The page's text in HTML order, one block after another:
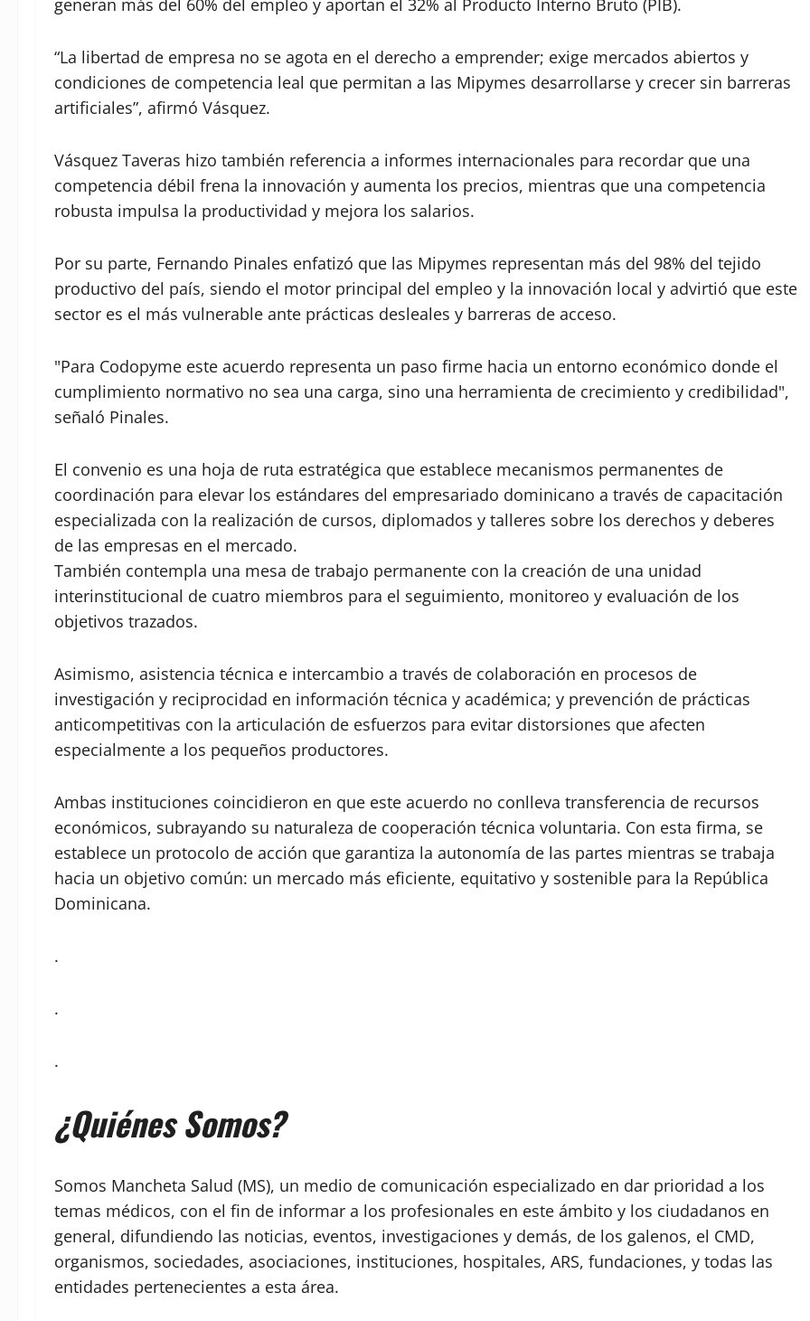
“La libertad de empresa no se agota en el derecho a emprender; exige mercados abiertos y
condiciones de competencia leal que permitan a las Mipymes desarrollarse y crecer sin barreras
artificiales”, afirmó Vásquez.
Vásquez Taveras hizo también referencia a informes internacionales para recordar que una
competencia débil frena la innovación y aumenta los precios, mientras que una competencia
robusta impulsa la productividad y mejora los salarios.
Por su parte, Fernando Pinales enfatizó que las Mipymes representan más del 98% del tejido
productivo del país, siendo el motor principal del empleo y la innovación local y advirtió que este
sector es el más vulnerable ante prácticas desleales y barreras de acceso.
"Para Codopyme este acuerdo representa un paso firme hacia un entorno económico donde el
cumplimiento normativo no sea una carga, sino una herramienta de crecimiento y credibilidad",
señaló Pinales.
El convenio es una hoja de ruta estratégica que establece mecanismos permanentes de
coordinación para elevar los estándares del empresariado dominicano a través de capacitación
especializada con la realización de cursos, diplomados y talleres sobre los derechos y deberes
de las empresas en el mercado.
También contempla una mesa de trabajo permanente con la creación de una unidad
interinstitucional de cuatro miembros para el seguimiento, monitoreo y evaluación de los
objetivos trazados.
Asimismo, asistencia técnica e intercambio a través de colaboración en procesos de
investigación y reciprocidad en información técnica y académica; y prevención de prácticas
anticompetitivas con la articulación de esfuerzos para evitar distorsiones que afecten
especialmente a los pequeños productores.
Ambas instituciones coincidieron en que este acuerdo no conlleva transferencia de recursos
económicos, subrayando su naturaleza de cooperación técnica voluntaria. Con esta firma, se
establece un protocolo de acción que garantiza la autonomía de las partes mientras se trabaja
hacia un objetivo común: un mercado más eficiente, equitativo y sostenible para la República
Dominicana.
.
.
.
¿Quiénes Somos?
Somos Mancheta Salud (MS), un medio de comunicación especializado en dar prioridad a los
temas médicos, con el fin de informar a los profesionales en este ámbito y los ciudadanos en
general, difundiendo las noticias, eventos, investigaciones y demás, de los galenos, el CMD,
organismos, sociedades, asociaciones, instituciones, hospitales, ARS, fundaciones, y todas las
entidades pertenecientes a esta área.